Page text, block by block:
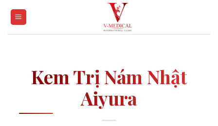
Kem Trị Nám Nhật
Aiyura